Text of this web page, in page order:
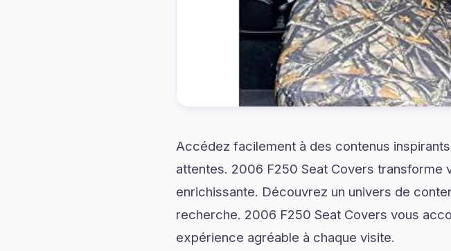
Accédez facilement à des contenus
attentes. 2006 F250 Seat Covers transforme
enrichissante. Découvrez un univers de
recherche. 2006 F250 Seat Covers vous
expérience agréable à chaque visite.